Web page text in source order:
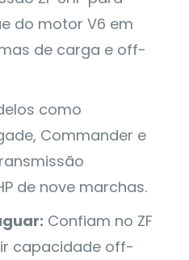
do motor V6 em
de carga e off-
como
Commander e
de nove marchas.
Confiam no ZF
capacidade off-